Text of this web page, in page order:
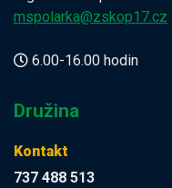
mspolarka@zskop17.cz
6.00-16.00 hodin
Družina
Kontakt
737 488 513